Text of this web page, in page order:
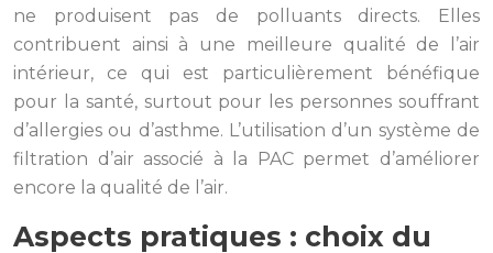
ne produisent pas de polluants directs. Elles
contribuent ainsi à une meilleure qualité de l’air
intérieur, ce qui est particulièrement bénéfique
pour la santé, surtout pour les personnes souffrant
d’allergies ou d’asthme. L’utilisation d’un système de
filtration d’air associé à la PAC permet d’améliorer
encore la qualité de l’air.
Aspects pratiques : choix du